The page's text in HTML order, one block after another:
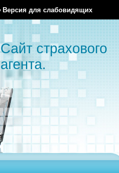
Версия для слабовидящих
Сайт страхового
агента.